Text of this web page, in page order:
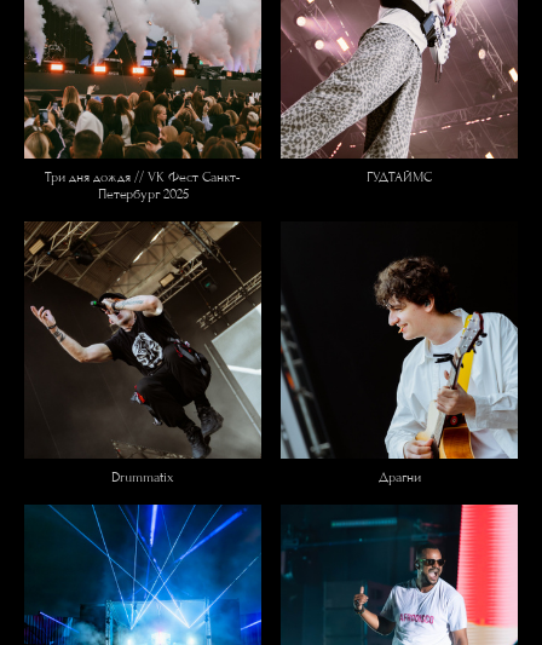
Три дня дождя // VK Фест Санкт-
Петербург 2025
ГУДТАЙМС
Drummatix Драгни